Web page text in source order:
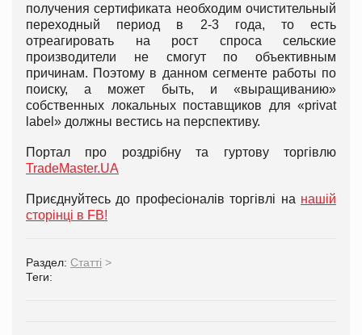
получения сертификата необходим очистительный
переходный период в 2-3 года, то есть
отреагировать на рост спроса сельские
производители не смогут по объективным
причинам. Поэтому в данном сегменте работы по
поиску, а может быть, и «выращиванию»
собственных локальных поставщиков для «privat
label» должны вестись на перспективу.
Портал про роздрібну та гуртову торгівлю
TradeMaster.UA
Приєднуйтесь до професіоналів торгівлі на нашій
сторінці в FB!
Раздел: Статті >
Теги: